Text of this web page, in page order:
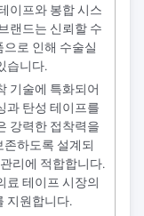
이프와 봉합 시스
랜드는 신뢰할 수
로 인해 수술실
습니다.
기술에 특화되어
과 탄성 테이프를
강력한 접착력을
하도록 설계되
리에 적합합니다.
료 테이프 시장의
지원합니다.